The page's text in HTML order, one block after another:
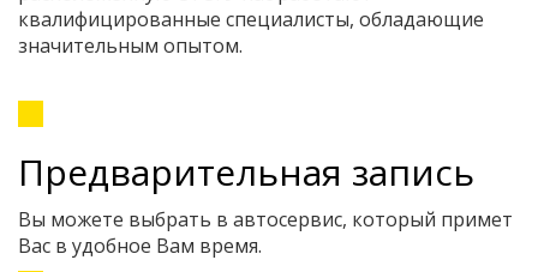
квалифицированные специалисты, обладающие
значительным опытом.
Предварительная запись
Вы можете выбрать в автосервис, который примет
Вас в удобное Вам время.